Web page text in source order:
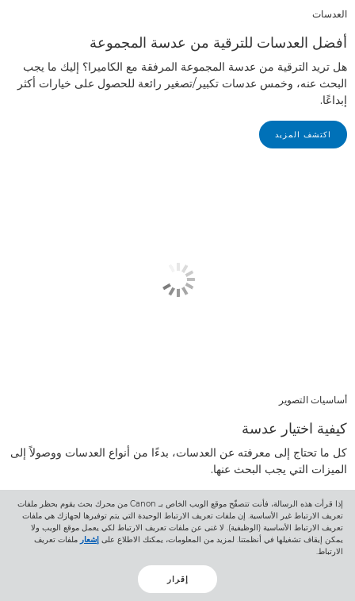
العدسات
أفضل العدسات للترقية من عدسة المجموعة
هل تريد الترقية من عدسة المجموعة المرفقة مع الكاميرا؟ إليك ما يجب
البحث عنه، وخمس عدسات تكبير/تصغير رائعة للحصول على خيارات أكثر
إبداعًا.
اكتشف المزيد
أساسيات التصوير
كيفية اختيار عدسة
كل ما تحتاج إلى معرفته عن العدسات، بدءًا من أنواع العدسات ووصولاً إلى
الميزات التي يجب البحث عنها.
اكتشف المزيد
إذا قرأت هذه الرسالة، فأنت تتصفّح موقع الويب الخاص بـ Canon من محرك بحث يقوم بحظر ملفات
تعريف الارتباط غير الأساسية. إن ملفات تعريف الارتباط الوحيدة التي يتم توفيرها لجهازك هي ملفات
تعريف الارتباط الأساسية (الوظيفية). لا غنى عن ملفات تعريف الارتباط لكي يعمل موقع الويب ولا
يمكن إيقاف تشغيلها في أنظمتنا. لمزيد من المعلومات، يمكنك الاطلاع على إشعار ملفات تعريف
الارتباط.
إقرار